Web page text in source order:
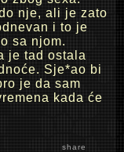
nje, ali je zato
i to je
sa njom.
je tad ostala
Sje*ao bi
je da sam
kada će
share